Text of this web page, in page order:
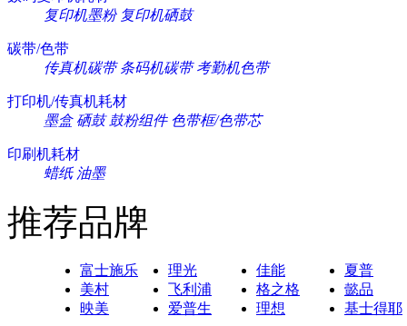
复印机墨粉 复印机硒鼓
碳带/色带
传真机碳带 条码机碳带 考勤机色带
打印机/传真机耗材
墨盒 硒鼓 鼓粉组件 色带框/色带芯
印刷机耗材
蜡纸 油墨
推荐品牌
富士施乐 理光 佳能
夏普
美村
飞利浦 格之格
懿品
映美
爱普生 理想 基士得耶